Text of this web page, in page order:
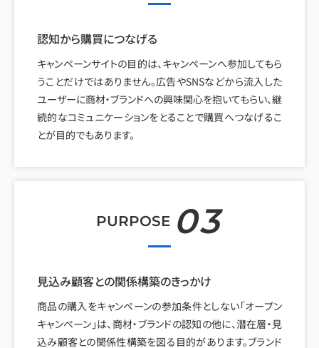
認知から購買につなげる
キャンペーンサイトの目的は、キャンペーンへ参加してもら
うことだけではありません。広告やSNSなどから流入した
ユーザーに商材・ブランドへの興味関心を抱いてもらい、継
続的なコミュニケーションをとることで購買へつなげるこ
とが目的でもあります。
PURPOSE 03
見込み顧客との関係構築のきっかけ
商品の購入をキャンペーンの参加条件としない「オープン
キャンペーン」は、商材・ブランドの認知の他に、潜在層・見
込み顧客との関係性構築を図る目的があります。ブランド